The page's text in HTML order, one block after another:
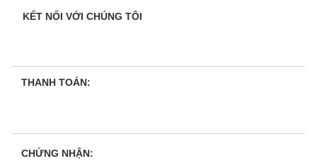
KẾT NỐI VỚI CHÚNG TÔI
THANH TOÁN:
CHỨNG NHẬN: